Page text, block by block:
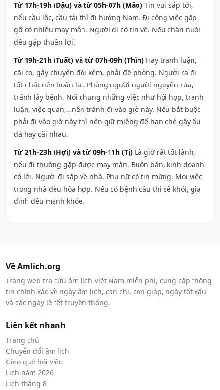
Từ 17h-19h (Dậu) và từ 05h-07h (Mão) Tin vui sắp tới,
nếu cầu lộc, cầu tài thì đi hướng Nam. Đi công việc gặp
gỡ có nhiều may mắn. Người đi có tin về. Nếu chăn nuôi
đều gặp thuận lợi.
Từ 19h-21h (Tuất) và từ 07h-09h (Thìn) Hay tranh luận,
cãi cọ, gây chuyện đói kém, phải đề phòng. Người ra đi
tốt nhất nên hoãn lại. Phòng người người nguyền rủa,
tránh lây bệnh. Nói chung những việc như hội họp, tranh
luận, việc quan,…nên tránh đi vào giờ này. Nếu bắt buộc
phải đi vào giờ này thì nên giữ miệng để hạn ché gây ẩu
đả hay cãi nhau.
Từ 21h-23h (Hợi) và từ 09h-11h (Tị) Là giờ rất tốt lành,
nếu đi thường gặp được may mắn. Buôn bán, kinh doanh
có lời. Người đi sắp về nhà. Phụ nữ có tin mừng. Mọi việc
trong nhà đều hòa hợp. Nếu có bệnh cầu thì sẽ khỏi, gia
đình đều mạnh khỏe.
Về Amlich.org
Trang web tra cứu âm lịch Việt Nam miễn phí, cung cấp thông
tin chính xác về ngày âm lịch, can chi, con giáp, ngày tốt xấu
và các ngày lễ tết truyền thống.
Liên kết nhanh
Trang chủ
Chuyển đổi âm lịch
Gieo quẻ hỏi việc
Lịch năm 2026
Lịch tháng 8